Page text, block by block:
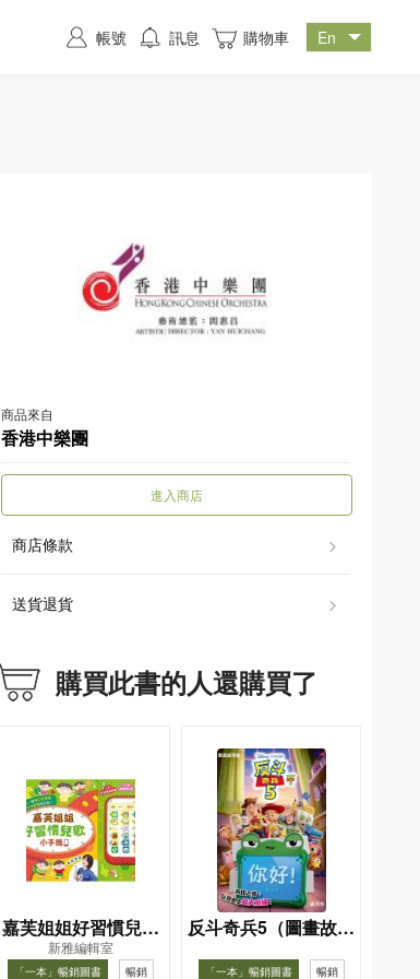
商品來自
香港中樂團
進入商店
商店條款
送貨退貨
購買此書的人還購買了
嘉芙姐姐好習慣兒歌
小手機
新雅編輯室
「一本」暢銷圖書 暢銷
反斗奇兵5（圖畫故事
版）
「一本」暢銷圖書 暢銷
帳號 訊息 購物車